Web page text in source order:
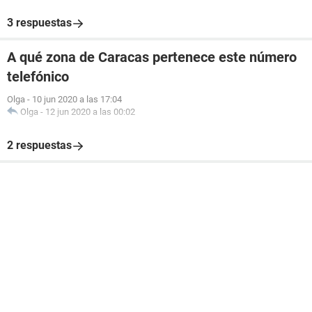
3 respuestas
A qué zona de Caracas pertenece este número
telefónico
Olga - 10 jun 2020 a las 17:04
Olga - 12 jun 2020 a las 00:02
2 respuestas